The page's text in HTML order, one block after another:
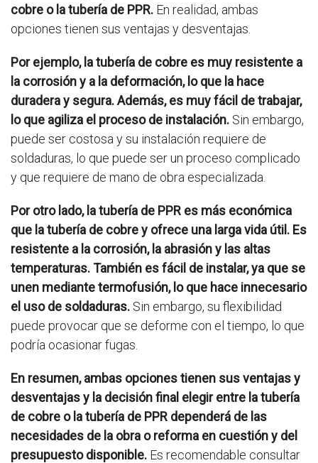
cobre o la tubería de PPR. En realidad, ambas
opciones tienen sus ventajas y desventajas.
Por ejemplo, la tubería de cobre es muy resistente a
la corrosión y a la deformación, lo que la hace
duradera y segura. Además, es muy fácil de trabajar,
lo que agiliza el proceso de instalación. Sin embargo,
puede ser costosa y su instalación requiere de
soldaduras, lo que puede ser un proceso complicado
y que requiere de mano de obra especializada.
Por otro lado, la tubería de PPR es más económica
que la tubería de cobre y ofrece una larga vida útil. Es
resistente a la corrosión, la abrasión y las altas
temperaturas. También es fácil de instalar, ya que se
unen mediante termofusión, lo que hace innecesario
el uso de soldaduras. Sin embargo, su flexibilidad
puede provocar que se deforme con el tiempo, lo que
podría ocasionar fugas.
En resumen, ambas opciones tienen sus ventajas y
desventajas y la decisión final elegir entre la tubería
de cobre o la tubería de PPR dependerá de las
necesidades de la obra o reforma en cuestión y del
presupuesto disponible. Es recomendable consultar